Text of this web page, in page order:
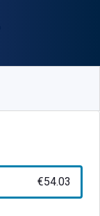
€54.03